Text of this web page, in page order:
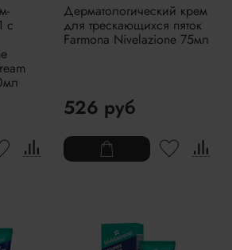
с
Дерматологический крем
для трескающихся пяток
Farmona Nivelazione 75мл
526 руб